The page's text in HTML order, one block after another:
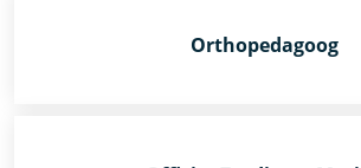
Orthopedagoog